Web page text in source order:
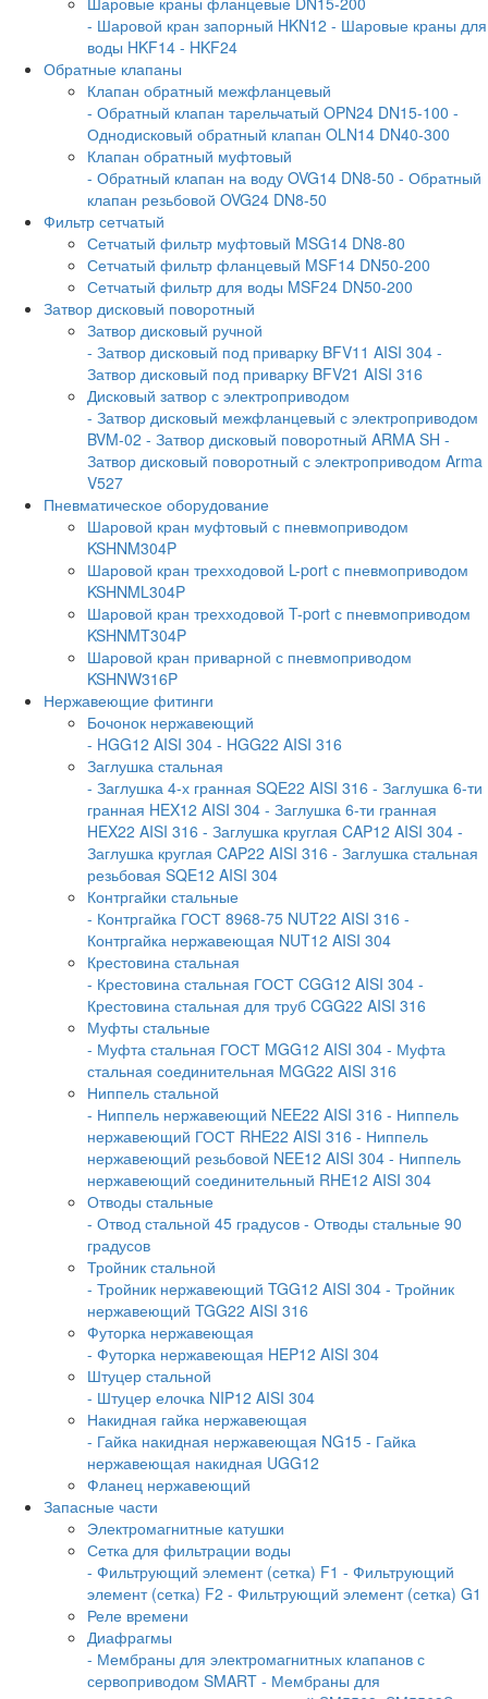
- Шаровой кран запорный HKN12 - Шаровые краны для
воды HKF14 - HKF24
Обратные клапаны
Клапан обратный межфланцевый
- Обратный клапан тарельчатый OPN24 DN15-100 -
Однодисковый обратный клапан OLN14 DN40-300
Клапан обратный муфтовый
- Обратный клапан на воду OVG14 DN8-50 - Обратный
клапан резьбовой OVG24 DN8-50
Фильтр сетчатый
Сетчатый фильтр муфтовый MSG14 DN8-80
Сетчатый фильтр фланцевый MSF14 DN50-200
Сетчатый фильтр для воды MSF24 DN50-200
Затвор дисковый поворотный
Затвор дисковый ручной
- Затвор дисковый под приварку BFV11 AISI 304 -
Затвор дисковый под приварку BFV21 AISI 316
Дисковый затвор с электроприводом
- Затвор дисковый межфланцевый с электроприводом
BVM-02 - Затвор дисковый поворотный ARMA SH -
Затвор дисковый поворотный с электроприводом Arma
V527
Пневматическое оборудование
Шаровой кран муфтовый с пневмоприводом
KSHNM304P
Шаровой кран трехходовой L-port с пневмоприводом
KSHNML304P
Шаровой кран трехходовой T-port с пневмоприводом
KSHNMT304P
Шаровой кран приварной с пневмоприводом
KSHNW316P
Нержавеющие фитинги
Бочонок нержавеющий
- HGG12 AISI 304 - HGG22 AISI 316
Заглушка стальная
- Заглушка 4-х гранная SQE22 AISI 316 - Заглушка 6-ти
гранная HEX12 AISI 304 - Заглушка 6-ти гранная
HEX22 AISI 316 - Заглушка круглая CAP12 AISI 304 -
Заглушка круглая CAP22 AISI 316 - Заглушка стальная
резьбовая SQE12 AISI 304
Контргайки стальные
- Контргайка ГОСТ 8968-75 NUT22 AISI 316 -
Контргайка нержавеющая NUT12 AISI 304
Крестовина стальная
- Крестовина стальная ГОСТ CGG12 AISI 304 -
Крестовина стальная для труб CGG22 AISI 316
Муфты стальные
- Муфта стальная ГОСТ MGG12 AISI 304 - Муфта
стальная соединительная MGG22 AISI 316
Ниппель стальной
- Ниппель нержавеющий NEE22 AISI 316 - Ниппель
нержавеющий ГОСТ RHE22 AISI 316 - Ниппель
нержавеющий резьбовой NEE12 AISI 304 - Ниппель
нержавеющий соединительный RHE12 AISI 304
Отводы стальные
- Отвод стальной 45 градусов - Отводы стальные 90
градусов
Тройник стальной
- Тройник нержавеющий TGG12 AISI 304 - Тройник
нержавеющий TGG22 AISI 316
Футорка нержавеющая
- Футорка нержавеющая HEP12 AISI 304
Штуцер стальной
- Штуцер елочка NIP12 AISI 304
Накидная гайка нержавеющая
- Гайка накидная нержавеющая NG15 - Гайка
нержавеющая накидная UGG12
Фланец нержавеющий
Запасные части
Электромагнитные катушки
Сетка для фильтрации воды
- Фильтрующий элемент (сетка) F1 - Фильтрующий
элемент (сетка) F2 - Фильтрующий элемент (сетка) G1
Реле времени
Диафрагмы
- Мембраны для электромагнитных клапанов с
сервоприводом SMART - Мембраны для